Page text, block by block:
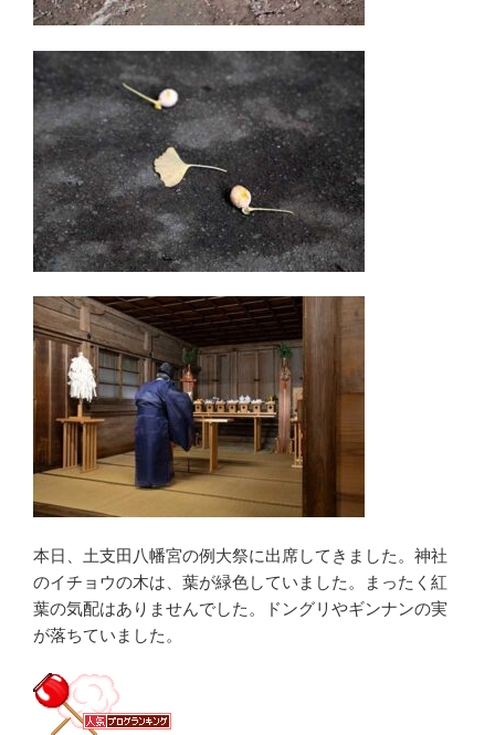
本日、土支田八幡宮の例大祭に出席してきました。神社
のイチョウの木は、葉が緑色していました。まったく紅
葉の気配はありませんでした。ドングリやギンナンの実
が落ちていました。